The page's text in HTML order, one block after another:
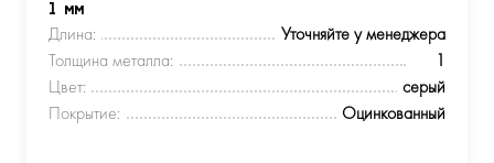
1 мм
Длина:
Уточняйте у менеджера
Толщина металла:
1
Цвет:
серый
Покрытие:
Оцинкованный